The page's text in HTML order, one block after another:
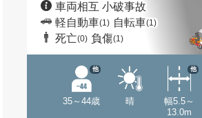
車両相互 小破事故
軽自動車(1) 自転車(1)
死亡(0) 負傷(1)
35～44歳
他
晴
幅5.5～
13.0m
他